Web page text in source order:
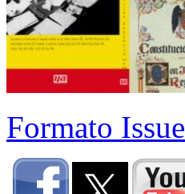
Formato Issue